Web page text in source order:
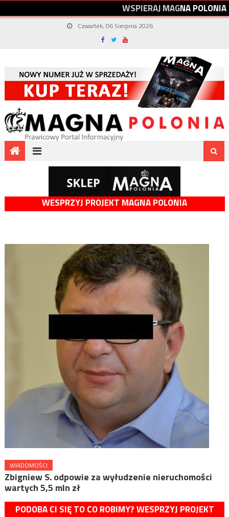
WSPIERAJMAGNAPOLONIA
Czwartek, 06 Sierpnia 2026
WESPRZYJ PROJEKT MAGNA POLONIA
WIADOMOŚCI
Zbigniew S. odpowie za wyłudzenie nieruchomości
wartych 5,5 mln zł
PODOBA CI SIĘ TO CO ROBIMY? WESPRZYJ PROJEKT